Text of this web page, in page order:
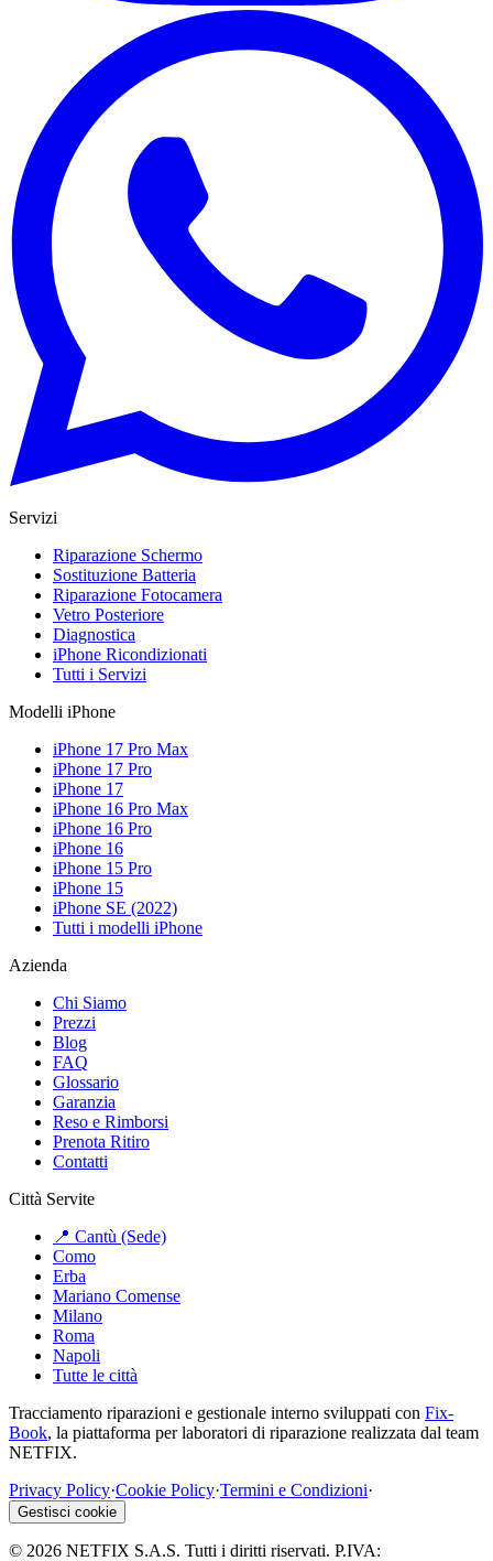
Servizi
Riparazione Schermo
Sostituzione Batteria
Riparazione Fotocamera
Vetro Posteriore
Diagnostica
iPhone Ricondizionati
Tutti i Servizi
Modelli iPhone
iPhone 17 Pro Max
iPhone 17 Pro
iPhone 17
iPhone 16 Pro Max
iPhone 16 Pro
iPhone 16
iPhone 15 Pro
iPhone 15
iPhone SE (2022)
Tutti i modelli iPhone
Azienda
Chi Siamo
Prezzi
Blog
FAQ
Glossario
Garanzia
Reso e Rimborsi
Prenota Ritiro
Contatti
Città Servite
📍 Cantù (Sede)
Como
Erba
Mariano Comense
Milano
Roma
Napoli
Tutte le città
Tracciamento riparazioni e gestionale interno sviluppati con Fix-
Book, la piattaforma per laboratori di riparazione realizzata dal team
NETFIX.
Privacy Policy·Cookie Policy·Termini e Condizioni·
Gestisci cookie
© 2026 NETFIX S.A.S. Tutti i diritti riservati. P.IVA: